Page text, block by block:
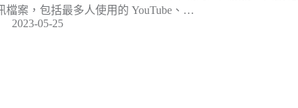
檔案，包括最多人使用的 YouTube、…
2023-05-25